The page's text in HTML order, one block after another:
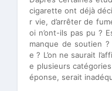
cigarette ont déjà
r vie, d’arrêter de
oi n’ont-ils pas pu ?
manque de soutien ?
e ? L’on ne saurait
e plusieurs
éponse, serait